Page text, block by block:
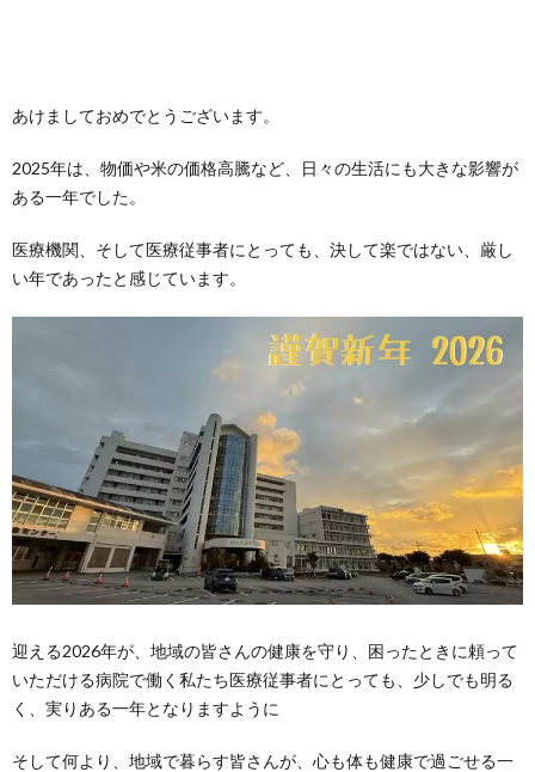
あけましておめでとうございます。
2025年は、物価や米の価格高騰など、日々の生活にも大きな影響が
ある一年でした。
医療機関、そして医療従事者にとっても、決して楽ではない、厳し
い年であったと感じています。
迎える2026年が、地域の皆さんの健康を守り、困ったときに頼って
いただける病院で働く私たち医療従事者にとっても、少しでも明る
く、実りある一年となりますように
そして何より、地域で暮らす皆さんが、心も体も健康で過ごせる一